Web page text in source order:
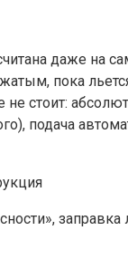
даже на
пока
стоит:
подача